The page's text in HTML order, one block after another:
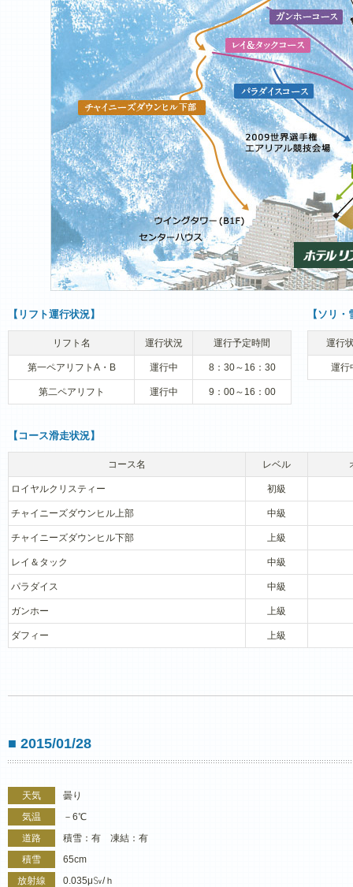
【リフト運行状況】
リフト名 運行状況 運行予定時間
第一ペアリフトA・B 運行中 8：30～16：30
第二ペアリフト 運行中 9：00～16：00
【ソリ
運行
運行
【コース滑走状況】
コース名 レベル
ロイヤルクリスティー 初級
チャイニーズダウンヒル上部 中級
チャイニーズダウンヒル下部 上級
レイ＆タック 中級
パラダイス 中級
ガンホー 上級
ダフィー 上級
■ 2015/01/28
天気
曇り
気温
－6℃
道路
積雪：有 凍結：有
積雪
65cm
放射線
0.035μ㏜/ｈ